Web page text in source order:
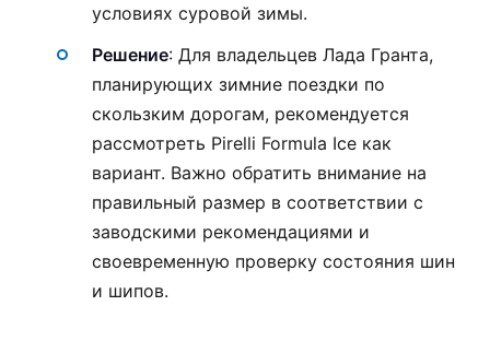
условиях суровой зимы.
Решение: Для владельцев Лада Гранта,
планирующих зимние поездки по
скользким дорогам, рекомендуется
рассмотреть Pirelli Formula Ice как
вариант. Важно обратить внимание на
правильный размер в соответствии с
заводскими рекомендациями и
своевременную проверку состояния шин
и шипов.